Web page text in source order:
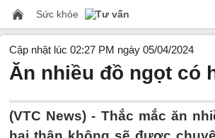
Sức khỏe Tư vấn
Cập nhật lúc 02:27 PM ngày 05/04/2024
Ăn nhiều đồ ngọt có
(VTC News) - Thắc mắc ăn